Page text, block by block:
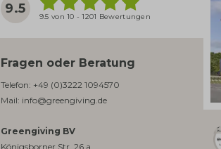
9.5
9.5 von 10 - 1201 Bewertungen
Fragen oder Beratung
Telefon: +49 (0)3222 1094570
Mail: info@greengiving.de
Greengiving BV
Königsborner Str. 26 a